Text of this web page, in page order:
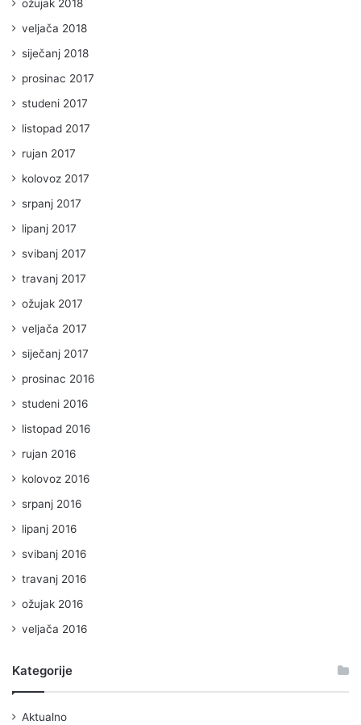
ožujak 2018
veljača 2018
siječanj 2018
prosinac 2017
studeni 2017
listopad 2017
rujan 2017
kolovoz 2017
srpanj 2017
lipanj 2017
svibanj 2017
travanj 2017
ožujak 2017
veljača 2017
siječanj 2017
prosinac 2016
studeni 2016
listopad 2016
rujan 2016
kolovoz 2016
srpanj 2016
lipanj 2016
svibanj 2016
travanj 2016
ožujak 2016
veljača 2016
Kategorije
Aktualno